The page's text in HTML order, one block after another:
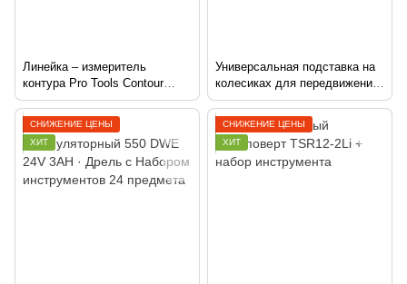
Линейка – измеритель
контура Pro Tools Contour
Wolfcraft Контурный шаблон
профиль для измерения
очертаний углов, контуров
Универсальная подставка на
колесиках для передвижения
бытовой техники ∙
Передвижная подставка для
стиральной машины и
холодильника, 54 х 54 см
СНИЖЕНИЕ ЦЕНЫ
ХИТ
СНИЖЕНИЕ ЦЕНЫ
ХИТ